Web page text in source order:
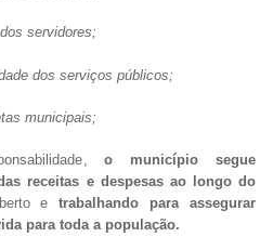
servidores;
dos serviços públicos;
municipais;
o município segue
receitas e despesas ao longo do
etrabalhando para assegurar
para toda a população.